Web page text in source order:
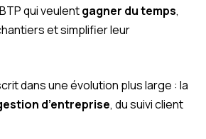
qui veulentgagner du temps,
et simplifier leur
dans une évolution plus large : la
d’entreprise, du suivi client